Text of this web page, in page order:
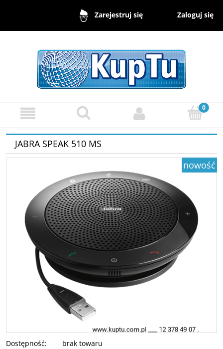
Zarejestruj się Zaloguj się
JABRA SPEAK 510 MS
nowość
Dostępność: brak towaru